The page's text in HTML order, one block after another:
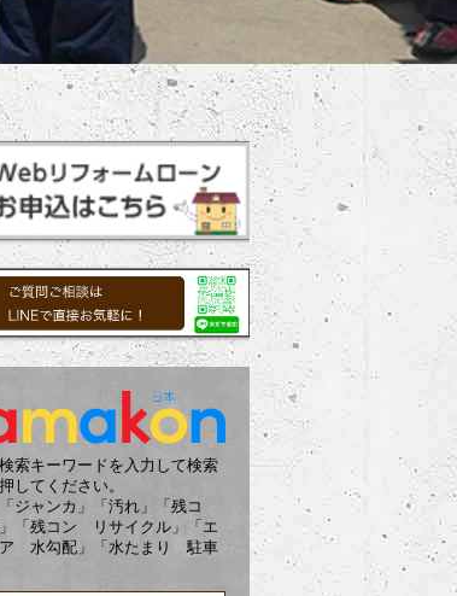
索キーワードを入力して検索
してください。
ジャンカ」「汚れ」「残コ
「残コン リサイクル」「エ
ア 水勾配」「水たまり 駐車